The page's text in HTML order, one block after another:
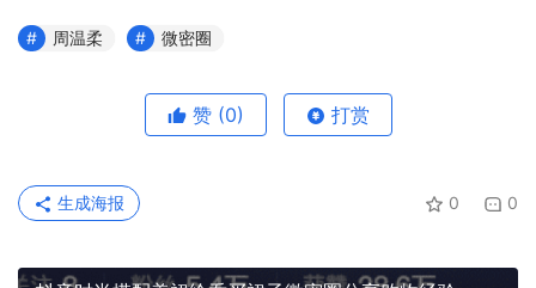
真的很不错，但是你也需要学会保护自己。不要让网络暴
力和骚扰的言语影响到你的心情。你是一个非常优秀的女孩
看到这封信，周温柔感到非常感动。她意识到，她并不是一
周温柔 微密圈
赞 (0) 打赏
0 0
生成海报